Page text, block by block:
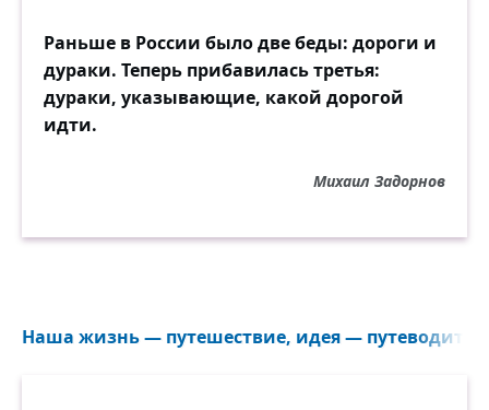
Раньше в России было две беды: дороги и
дураки. Теперь прибавилась третья:
дураки, указывающие, какой дорогой
идти.
Михаил Задорнов
Наша жизнь — путешествие, идея —